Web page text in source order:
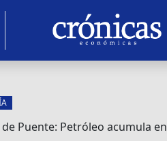
Puente: Petróleo acumula